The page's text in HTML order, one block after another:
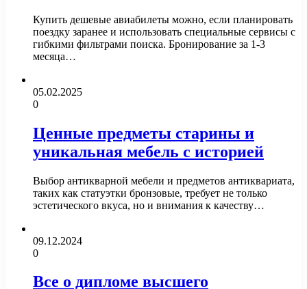
Купить дешевые авиабилеты можно, если планировать
поездку заранее и использовать специальные сервисы с
гибкими фильтрами поиска. Бронирование за 1-3
месяца…
05.02.2025
0
Ценные предметы старины и
уникальная мебель с историей
Выбор антикварной мебели и предметов антиквариата,
таких как статуэтки бронзовые, требует не только
эстетического вкуса, но и внимания к качеству…
09.12.2024
0
Все о дипломе высшего